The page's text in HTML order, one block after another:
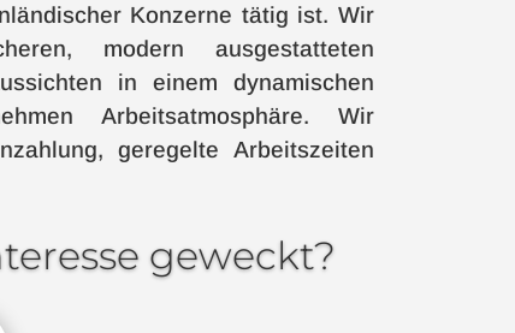
Konzerne tätig ist. Wir
modern ausgestatteten
in einem dynamischen
Arbeitsatmosphäre. Wir
geregelte Arbeitszeiten
geweckt?